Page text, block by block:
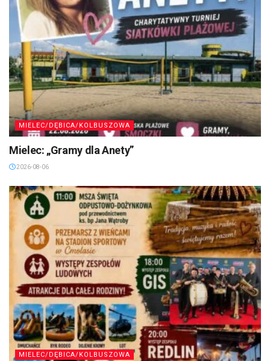
MIELEC/DĘBICA/KOLBUSZOWA
Mielec: „Gramy dla Anety”
2026-08-06
MIELEC/DĘBICA/KOLBUSZOWA